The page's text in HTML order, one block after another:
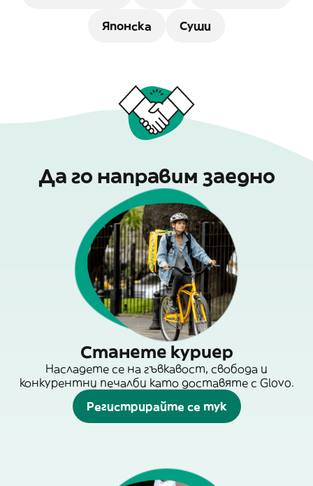
Японска Суши
Да го направим заедно
Станете куриер
Насладете се на гъвкавост, свобода и
конкурентни печалби като доставяте с Glovo.
Регистрирайте се тук